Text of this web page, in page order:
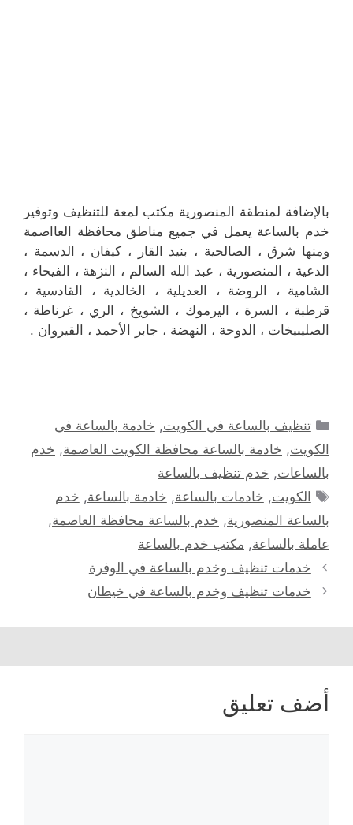
بالإضافة لمنطقة المنصورية مكتب لمعة للتنظيف وتوفير
خدم بالساعة يعمل في جميع مناطق محافظة العااصمة
ومنها شرق ، الصالحية ، بنيد القار ، كيفان ، الدسمة ،
الدعية ، المنصورية ، عبد الله السالم ، النزهة ، الفيحاء ،
الشامية ، الروضة ، العديلية ، الخالدية ، القادسية ،
قرطبة ، السرة ، اليرموك ، الشويخ ، الري ، غرناطة ،
الصليبيخات ، الدوحة ، النهضة ، جابر الأحمد ، القيروان .
التصنيفات
تنظيف بالساعة في الكويت, خادمة بالساعة في
الكويت, خادمة بالساعة محافظة الكويت العاصمة, خدم
بالساعات, خدم تنظيف بالساعة
الوسوم
الكويت, خادمات بالساعة, خادمة بالساعة, خدم
بالساعة المنصورية, خدم بالساعة محافظة العاصمة,
عاملة بالساعة, مكتب خدم بالساعة
خدمات تنظيف وخدم بالساعة في الوفرة
خدمات تنظيف وخدم بالساعة في خيطان
أضف تعليق